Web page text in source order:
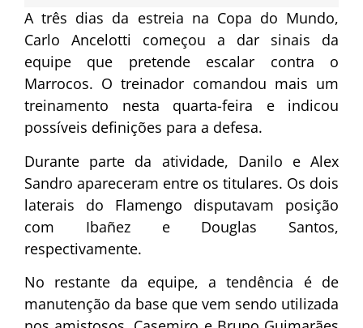
A três dias da estreia na Copa do Mundo,
Carlo Ancelotti começou a dar sinais da
equipe que pretende escalar contra o
Marrocos. O treinador comandou mais um
treinamento nesta quarta-feira e indicou
possíveis definições para a defesa.
Durante parte da atividade, Danilo e Alex
Sandro apareceram entre os titulares. Os dois
laterais do Flamengo disputavam posição
com Ibañez e Douglas Santos,
respectivamente.
No restante da equipe, a tendência é de
manutenção da base que vem sendo utilizada